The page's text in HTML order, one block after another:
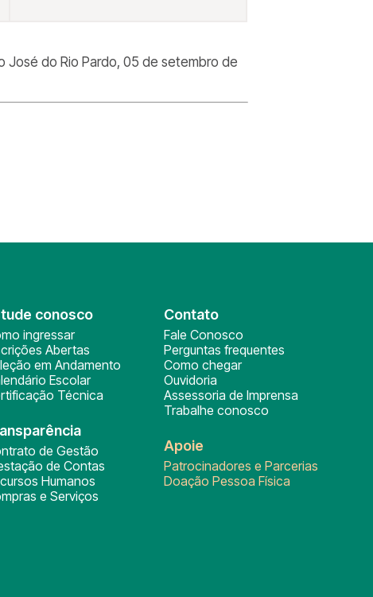
José do Rio Pardo, 05 de setembro de
conosco
ingressar
Abertas
em Andamento
Escolar
Técnica
de Gestão
de Contas
Humanos
e Serviços
Contato
Fale Conosco
Perguntas frequentes
Como chegar
Ouvidoria
Assessoria de Imprensa
Trabalhe conosco
Apoie
Patrocinadores e Parcerias
Doação Pessoa Física